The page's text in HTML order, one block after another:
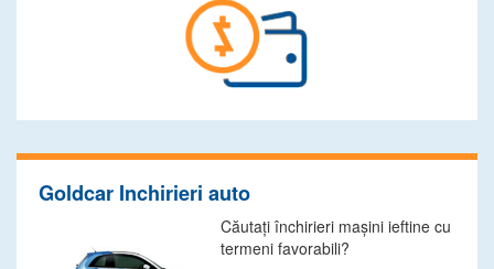
Goldcar Inchirieri auto
Căutaţi închirieri maşini ieftine cu
termeni favorabili?